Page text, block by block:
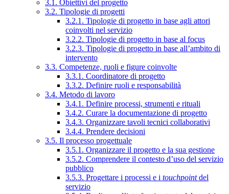
3.1. Obiettivi del progetto
3.2. Tipologie di progetti
3.2.1. Tipologie di progetto in base agli attori
coinvolti nel servizio
3.2.2. Tipologie di progetto in base al focus
3.2.3. Tipologie di progetto in base all’ambito di
intervento
3.3. Competenze, ruoli e figure coinvolte
3.3.1. Coordinatore di progetto
3.3.2. Definire ruoli e responsabilità
3.4. Metodo di lavoro
3.4.1. Definire processi, strumenti e rituali
3.4.2. Curare la documentazione di progetto
3.4.3. Organizzare tavoli tecnici collaborativi
3.4.4. Prendere decisioni
3.5. Il processo progettuale
3.5.1. Organizzare il progetto e la sua gestione
3.5.2. Comprendere il contesto d’uso del servizio
pubblico
3.5.3. Progettare i processi e i touchpointdel
servizio